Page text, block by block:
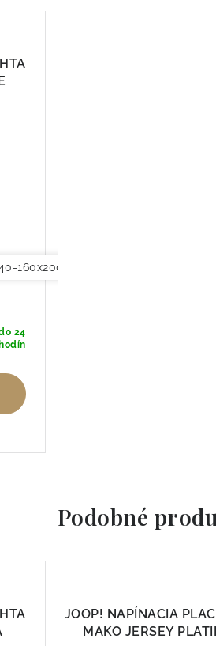
160x200cm
24
hodín
Podobné
JOOP! NAPÍNACIA
MAKO JERSEY